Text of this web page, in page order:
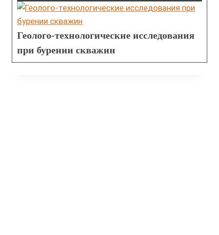
Геолого-технологические исследования
при бурении скважин